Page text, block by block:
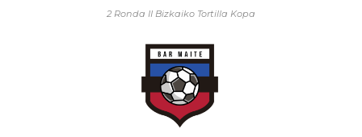
2 Ronda II Bizkaiko Tortilla Kopa